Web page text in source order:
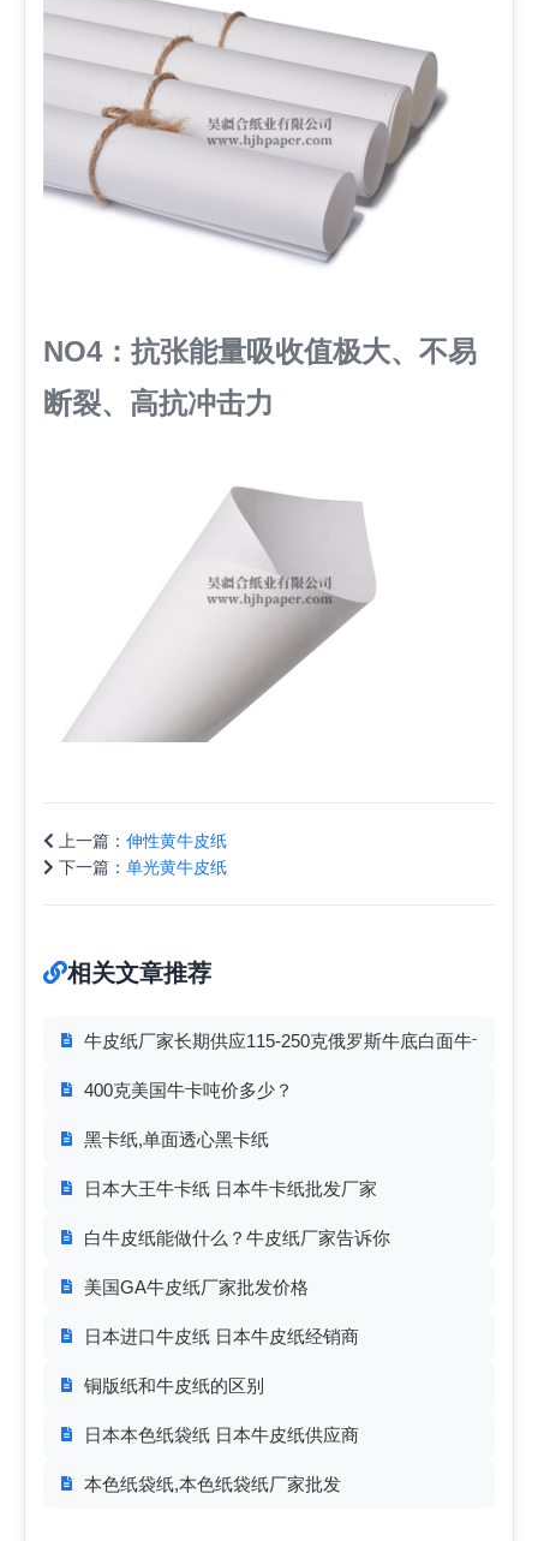
NO4：抗张能量吸收值极大、不易
断裂、高抗冲击力
上一篇： 伸性黄牛皮纸
下一篇： 单光黄牛皮纸
相关文章推荐
牛皮纸厂家长期供应115-250克俄罗斯牛底白面牛卡纸
400克美国牛卡吨价多少？
黑卡纸,单面透心黑卡纸
日本大王牛卡纸 日本牛卡纸批发厂家
白牛皮纸能做什么？牛皮纸厂家告诉你
美国GA牛皮纸厂家批发价格
日本进口牛皮纸 日本牛皮纸经销商
铜版纸和牛皮纸的区别
日本本色纸袋纸 日本牛皮纸供应商
本色纸袋纸,本色纸袋纸厂家批发